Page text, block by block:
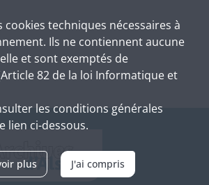
cookies techniques nécessaires à
Ils ne contiennent aucune
et sont exemptés de
82 de la loi Informatique et
les conditions générales
lien ci-dessous.
plus J'ai compris